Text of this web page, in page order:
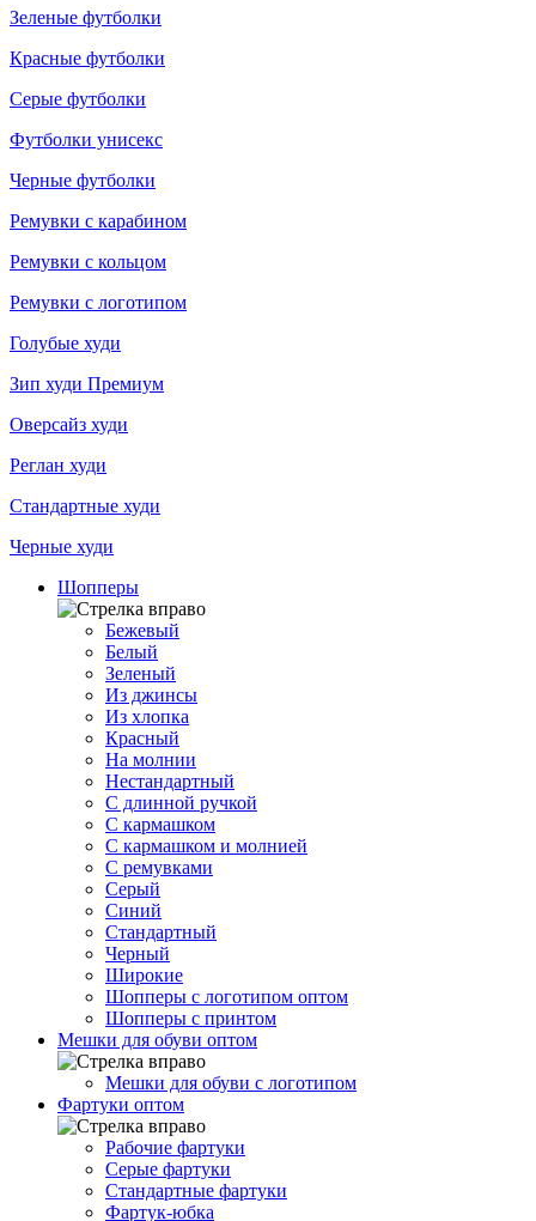
Зеленые футболки
Красные футболки
Серые футболки
Футболки унисекс
Черные футболки
Ремувки с карабином
Ремувки с кольцом
Ремувки с логотипом
Голубые худи
Зип худи Премиум
Оверсайз худи
Реглан худи
Стандартные худи
Черные худи
Шопперы
Бежевый
Белый
Зеленый
Из джинсы
Из хлопка
Красный
На молнии
Нестандартный
С длинной ручкой
С кармашком
С кармашком и молнией
С ремувками
Серый
Синий
Стандартный
Черный
Широкие
Шопперы с логотипом оптом
Шопперы с принтом
Мешки для обуви оптом
Мешки для обуви с логотипом
Фартуки оптом
Рабочие фартуки
Серые фартуки
Стандартные фартуки
Фартук-юбка